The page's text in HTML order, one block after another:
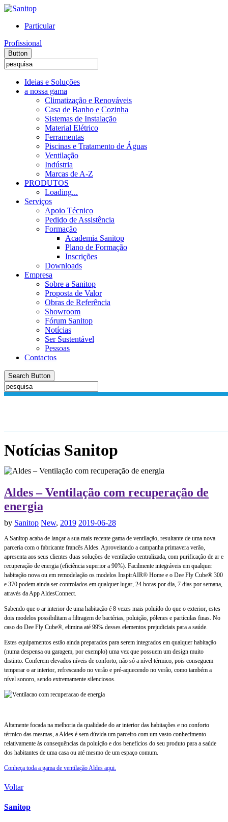
Particular
Profissional
Button
Ideias e Soluções
a nossa gama
Climatização e Renováveis
Casa de Banho e Cozinha
Sistemas de Instalação
Material Elétrico
Ferramentas
Piscinas e Tratamento de Águas
Ventilação
Indústria
Marcas de A-Z
PRODUTOS
Loading...
Serviços
Apoio Técnico
Pedido de Assistência
Formação
Academia Sanitop
Plano de Formação
Inscrições
Downloads
Empresa
Sobre a Sanitop
Proposta de Valor
Obras de Referência
Showroom
Fórum Sanitop
Notícias
Ser Sustentável
Pessoas
Contactos
Search Button
Notícias Sanitop
Aldes – Ventilação com recuperação de
energia
by Sanitop New, 2019 2019-06-28
A Sanitop acaba de lançar a sua mais recente gama de ventilação, resultante de uma nova
parceria com o fabricante francês Aldes. Aproveitando a campanha primavera verão,
apresenta aos seus clientes duas soluções de ventilação centralizada, com purificação de ar e
recuperação de energia (eficiência superior a 90%). Facilmente integráveis em qualquer
habitação nova ou em remodelação os modelos InspirAIR® Home e o Dee Fly Cube® 300
e 370 podem ainda ser controlados em qualquer lugar, 24 horas por dia, 7 dias por semana,
através da App AldesConnect.
Sabendo que o ar interior de uma habitação é 8 vezes mais poluído do que o exterior, estes
dois modelos possibilitam a filtragem de bactérias, poluição, pólenes e partículas finas. No
caso do Dee Fly Cube®, elimina até 99% desses elementos prejudiciais para a saúde.
Estes equipamentos estão ainda preparados para serem integrados em qualquer habitação
(numa despensa ou garagem, por exemplo) uma vez que possuem um design muito
distinto. Conferem elevados níveis de conforto, não só a nível térmico, pois conseguem
temperar o ar interior, refrescando no verão e pré-aquecendo no verão, como também a
nível sonoro, sendo extremamente silenciosos.
Altamente focada na melhoria da qualidade do ar interior das habitações e no conforto
térmico das mesmas, a Aldes é sem dúvida um parceiro com um vasto conhecimento
relativamente às consequências da poluição e dos benefícios do seu produto para a saúde
dos habitantes de uma casa ou até mesmo de um espaço comum.
Conheça toda a gama de ventilação Aldes aqui.
Voltar
Sanitop